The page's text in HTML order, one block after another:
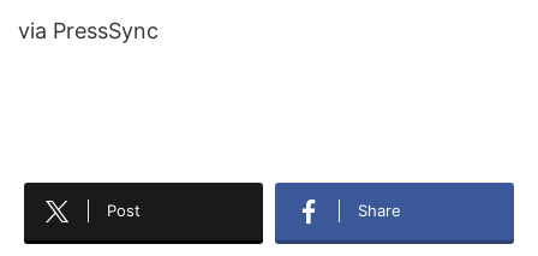
via PressSync
Post Share